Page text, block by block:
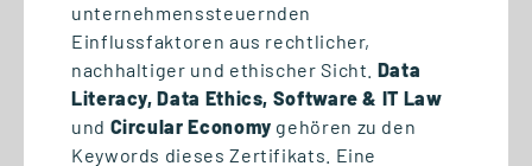
START STUDIENGANG
Biomedizinische Informatik
unternehmenssteuernden
Einflussfaktoren aus rechtlicher,
nachhaltiger und ethischer Sicht. Data
Literacy, Data Ethics, Software & IT Law
und Circular Economy gehören zu den
Keywords dieses Zertifikats. Eine